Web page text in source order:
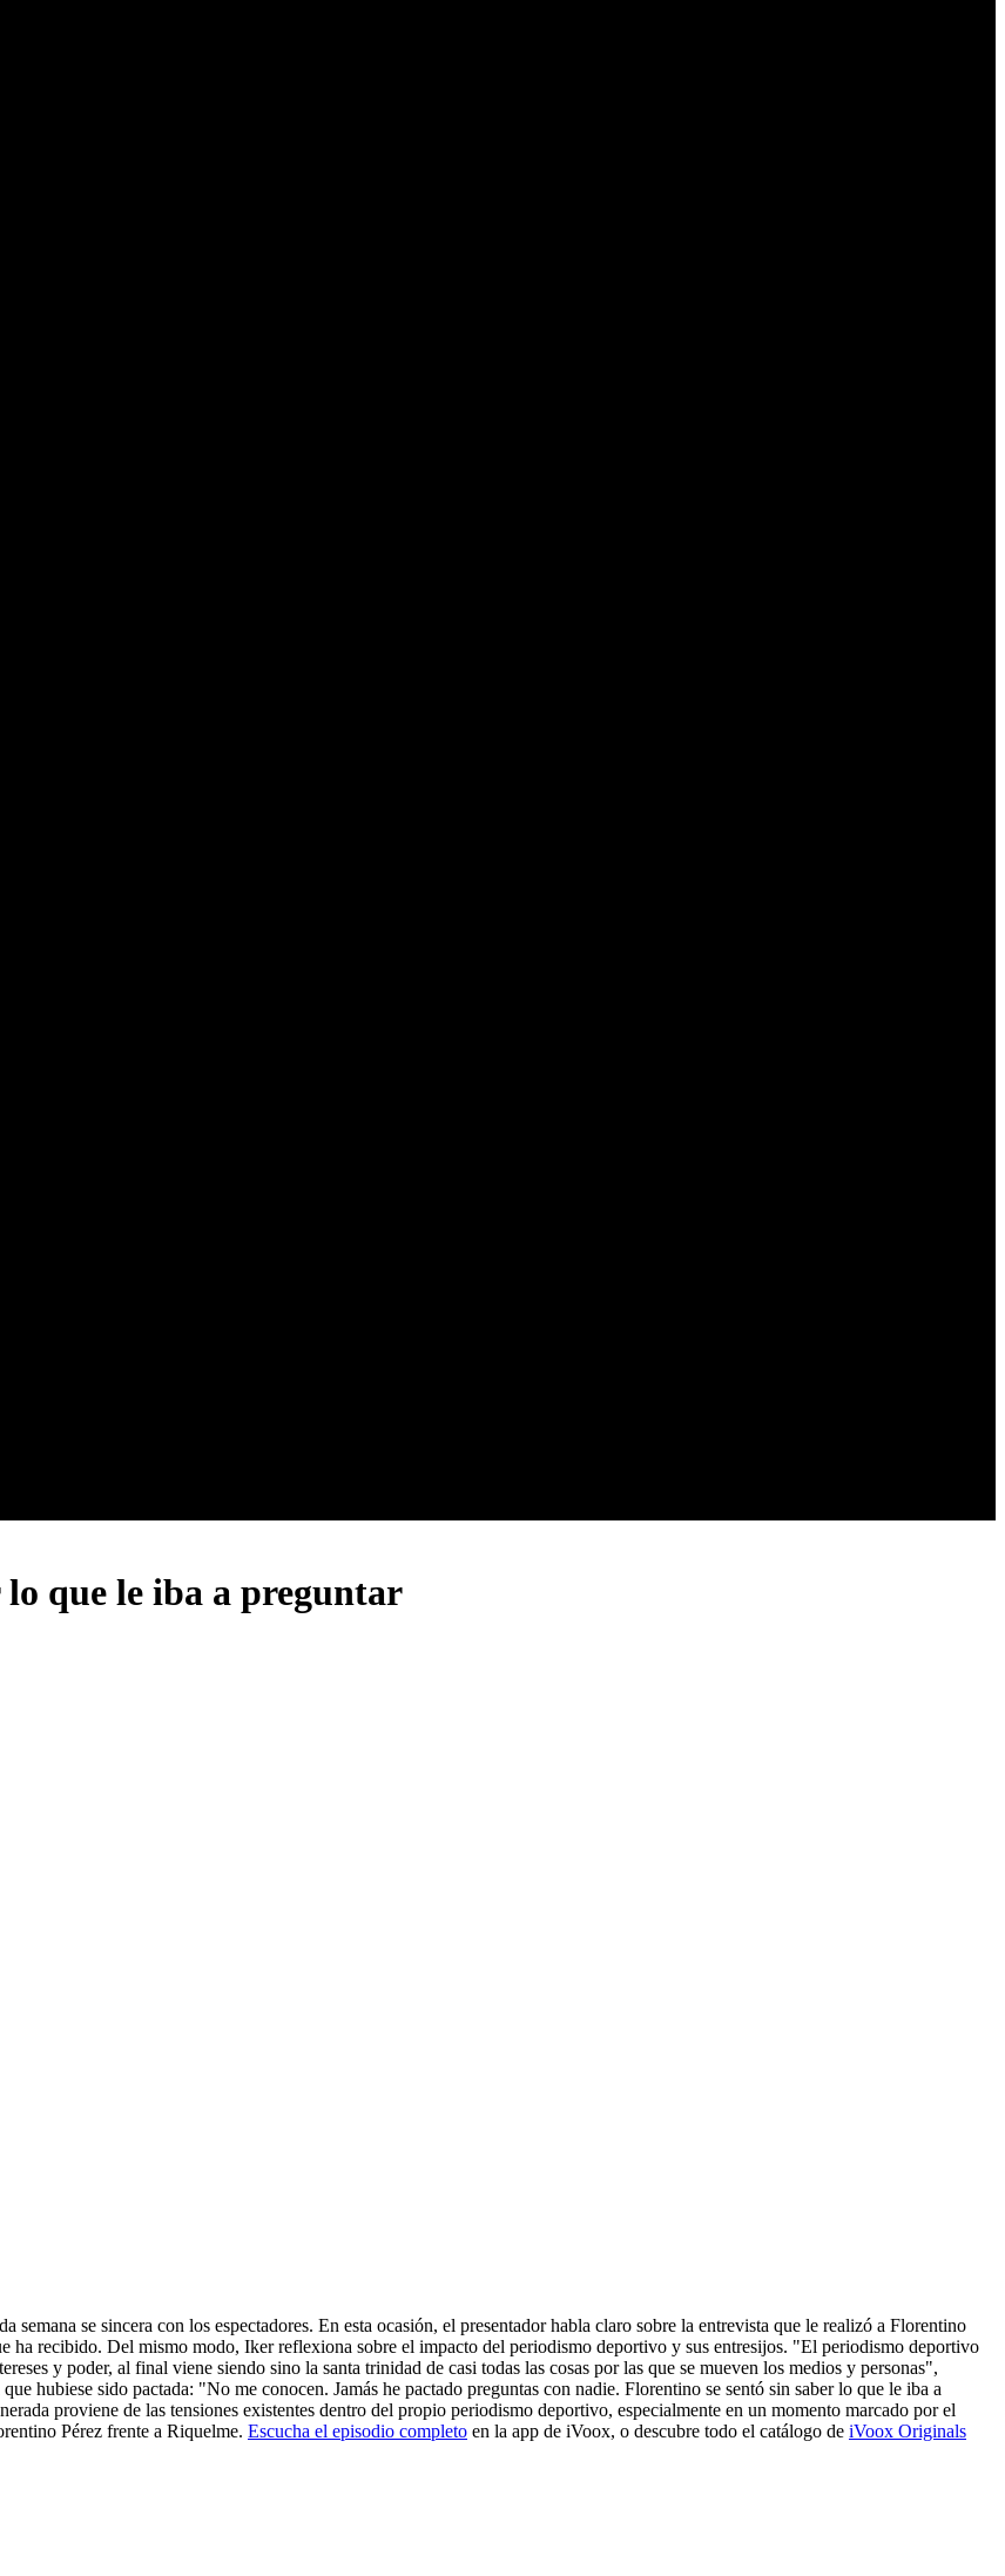
que le iba a preguntar
se sincera con los espectadores. En esta ocasión, el presentador habla claro sobre la entrevista que le realizó a Florentino
ha recibido. Del mismo modo, Iker reflexiona sobre el impacto del periodismo deportivo y sus entresijos. "El periodismo deportivo
y poder, al final viene siendo sino la santa trinidad de casi todas las cosas por las que se mueven los medios y personas",
hubiese sido pactada: "No me conocen. Jamás he pactado preguntas con nadie. Florentino se sentó sin saber lo que le iba a
proviene de las tensiones existentes dentro del propio periodismo deportivo, especialmente en un momento marcado por el
Pérez frente a Riquelme. Escucha el episodio completo en la app de iVoox, o descubre todo el catálogo de iVoox Originals